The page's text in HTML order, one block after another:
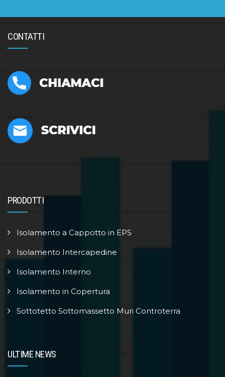
CONTATTI
PRODOTTI
Isolamento a Cappotto in EPS
Isolamento Intercapedine
Isolamento Interno
Isolamento in Copertura
Sottotetto Sottomassetto Muri Controterra
ULTIME NEWS